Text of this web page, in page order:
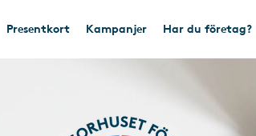
Presentkort Kampanjer Har du företag?